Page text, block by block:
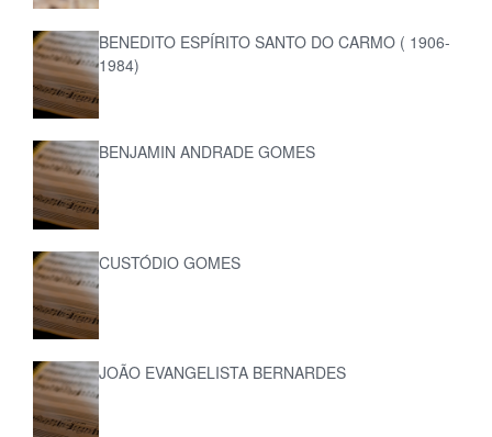
BENEDITO ESPÍRITO SANTO DO CARMO ( 1906-
1984)
BENJAMIN ANDRADE GOMES
CUSTÓDIO GOMES
JOÃO EVANGELISTA BERNARDES